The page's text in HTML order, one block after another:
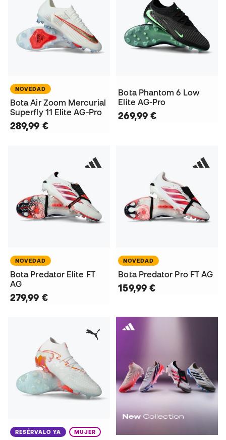
NOVEDAD
Bota Air Zoom Mercurial
Superfly 11 Elite AG-Pro
289,99 €
Bota Phantom 6 Low
Elite AG-Pro
269,99 €
NOVEDAD
Bota Predator Elite FT
AG
279,99 €
NOVEDAD
Bota Predator Pro FT AG
159,99 €
RESÉRVALO YA MUJER